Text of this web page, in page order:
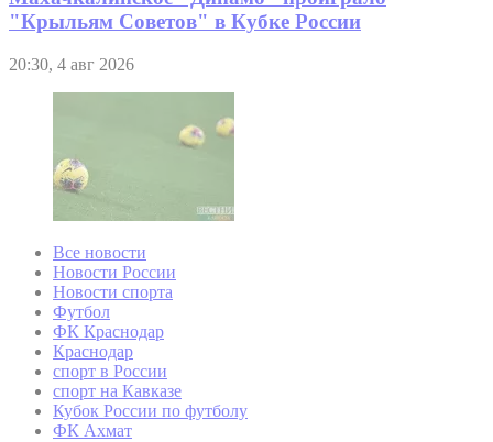
"Крыльям Советов" в Кубке России
20:30, 4 авг 2026
Все новости
Новости России
Новости спорта
Футбол
ФК Краснодар
Краснодар
спорт в России
спорт на Кавказе
Кубок России по футболу
ФК Ахмат